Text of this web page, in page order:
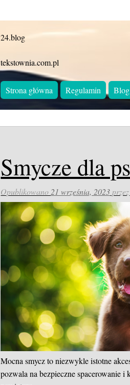
24.blog
tekstownia.com.pl
Strona główna Regulamin Blog
Smycze dla
Opublikowano 21 września, 2023
Mocna smycz to niezwykle istotne
pozwala na bezpieczne spacerowanie